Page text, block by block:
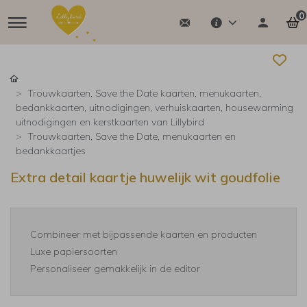
0
Trouwkaarten, Save the Date kaarten, menukaarten,
bedankkaarten, uitnodigingen, verhuiskaarten, housewarming
uitnodigingen en kerstkaarten van Lillybird
Trouwkaarten, Save the Date, menukaarten en
bedankkaartjes
Extra detail kaartje huwelijk wit goudfolie
Combineer met bijpassende kaarten en producten
Luxe papiersoorten
Personaliseer gemakkelijk in de editor